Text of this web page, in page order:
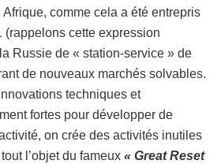
comme cela a été entrepris
cette expression
Russie de « station-service » de
de nouveaux marchés solvables.
techniques et
fortes pour développer de
on crée des activités inutiles
l’objet du fameux « Great Reset